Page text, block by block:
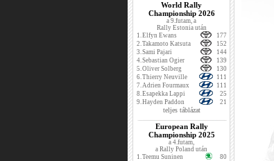
World Rally
Championship 2026
a 9.futam, a
Rally Estonia után
1.Elfyn Ewans
177
2.Takamoto Katsuta
152
3.Sami Pajari
144
4.Sebastian Ogier
139
5.Oliver Solberg
130
6.Thierry Neuville
111
7.Adrien Fourmaux
111
8.Esapekka Lappi
25
9.Hayden Paddon 21
teljes táblázat
European Rally
Championship 2025
a 4.futam,
a Rally Poland után
1.Teemu Suninen
80